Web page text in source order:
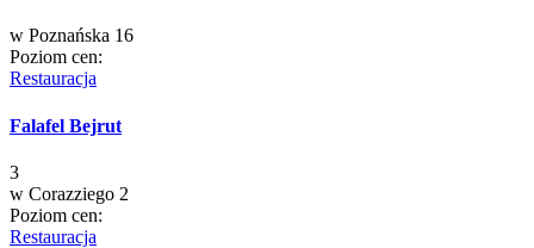
w Poznańska 16
Poziom cen:
Restauracja
Falafel Bejrut
3
w Corazziego 2
Poziom cen:
Restauracja